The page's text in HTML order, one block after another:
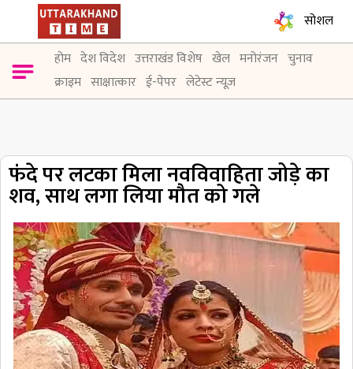
सोशल
होम देश विदेश उत्तराखंड विशेष खेल मनोरंजन चुनाव
क्राइम साक्षात्कार ई-पेपर लेटेस्ट न्यूज़
फंदे पर लटका मिला नवविवाहिता जोड़े का
शव, साथ लगा लिया मौत को गले